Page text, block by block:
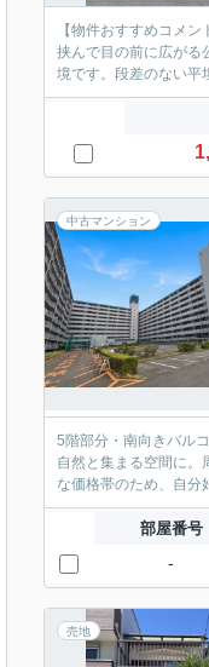
【物件おすすめコメ
挟んで目の前に広がる
中古マンション
5階部分・南向きバル
自然と集まる空間に。周
な価格帯のため、自分
部屋番号
-
売地